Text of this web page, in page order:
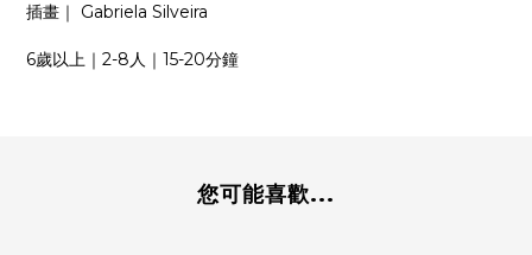
插畫｜ Gabriela Silveira
6歲以上｜2-8人｜15-20分鐘
您可能喜歡...